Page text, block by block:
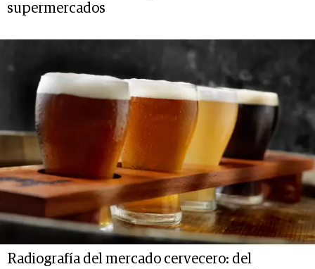
supermercados
Radiografía del mercado cervecero: del